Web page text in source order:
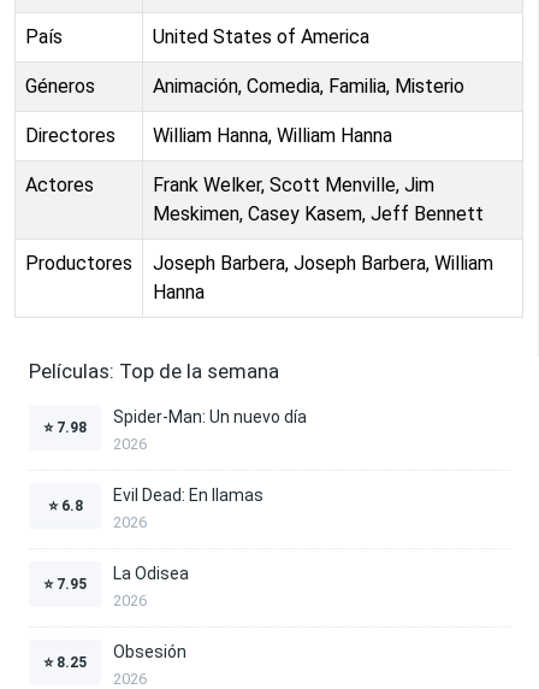
País United States of America
Géneros Animación, Comedia, Familia, Misterio
Directores William Hanna, William Hanna
Actores
Frank Welker, Scott Menville, Jim
Meskimen, Casey Kasem, Jeff Bennett
Productores
Joseph Barbera, Joseph Barbera, William
Hanna
Películas: Top de la semana
⭐ 7.98
Spider-Man: Un nuevo día
2026
⭐ 6.8
Evil Dead: En llamas
2026
⭐ 7.95
La Odisea
2026
⭐ 8.25
Obsesión
2026